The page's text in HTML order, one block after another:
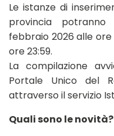
Le istanze di
provincia
febbraio 2026 alle ore
ore 23:59.
La compilazione
Portale Unico del
attraverso il servizio
Quali sono le novità?